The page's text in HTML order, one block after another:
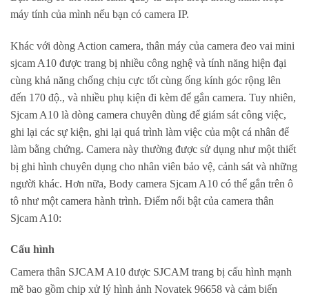
máy tính của mình nếu bạn có camera IP.
Khác với dòng Action camera, thân máy của camera đeo vai mini
sjcam A10 được trang bị nhiều công nghệ và tính năng hiện đại
cùng khả năng chống chịu cực tốt cùng ống kính góc rộng lên
đến 170 độ., và nhiều phụ kiện đi kèm để gắn camera. Tuy nhiên,
Sjcam A10 là dòng camera chuyên dùng để giám sát công việc,
ghi lại các sự kiện, ghi lại quá trình làm việc của một cá nhân để
làm bằng chứng. Camera này thường được sử dụng như một thiết
bị ghi hình chuyên dụng cho nhân viên bảo vệ, cảnh sát và những
người khác. Hơn nữa, Body camera Sjcam A10 có thể gắn trên ô
tô như một camera hành trình. Điểm nổi bật của camera thân
Sjcam A10:
Cấu hình
Camera thân SJCAM A10 được SJCAM trang bị cấu hình mạnh
mẽ bao gồm chip xử lý hình ảnh Novatek 96658 và cảm biến